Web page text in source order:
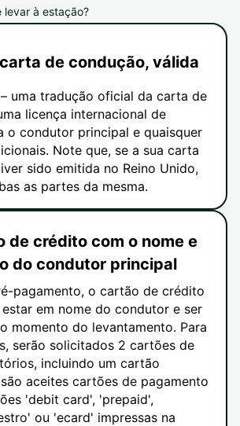
à estação?
de condução, válida
uma tradução oficial da carta de
licença internacional de
o condutor principal e quaisquer
Note que, se a sua carta
sido emitida no Reino Unido,
as partes da mesma.
de crédito com o nome e
do condutor principal
pagamento, o cartão de crédito
em nome do condutor e ser
momento do levantamento. Para
serão solicitados 2 cartões de
incluindo um cartão
aceites cartões de pagamento
'debit card', 'prepaid',
ou 'ecard' impressas na